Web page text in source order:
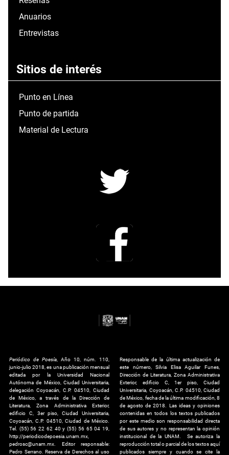
Anuarios
Entrevistas
Sitios de interés
Punto en Línea
Punto de partida
Material de Lectura
Periódico de Poesía , Año 10, núm. 110,
junio-julio 2018, es una publicación mensual
editada por la Universidad Nacional
Autónoma de México, Ciudad Universitaria,
delegación Coyoacán, C.P. 04510, Ciudad
de México, a través de la Dirección de
Literatura, Zona Administrativa Exterior,
edificio C, 3er piso, Ciudad Universitaria,
Coyoacán, C.P. 04510, Ciudad de México.
Tel. (55) 56 22 62 40 y (55) 56 65 04 19,
http://periodicodepoesia.unam.mx,
pedrosc@unam.mx. Editor responsable:
Pedro Serrano. Reserva de Derechos al uso
Responsable de la última actualización de
este número, Silvia Elisa Aguilar Funes,
Dirección de Literatura, Zona Administrativa
Exterior, edificio C, 1er piso, Ciudad
Universitaria, Coyoacán, C.P. 04510, Ciudad
de México, fecha de la última modificación, 8
de agosto de 2018. Las ideas y opiniones
contenidas en todos los textos publicados
por este medio son responsabilidad directa
de sus autores y no representan la opinión
institucional de la UNAM. Se autoriza la
reproducción total o parcial de los textos aquí
publicados siempre y cuando se cite la